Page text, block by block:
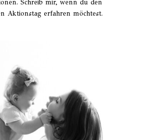
Schreib mir, wenn du den
Aktionstag erfahren möchtest.